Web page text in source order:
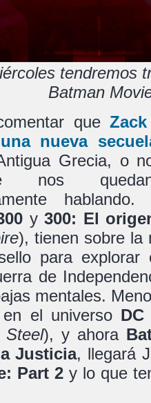
tendremos
Batman
que
nueva
Grecia, o
nos
y300: El
), tienen sobre la
para
de
mentales.
el universo DC
), y ahora
Justicia, llegará
Part 2y lo que